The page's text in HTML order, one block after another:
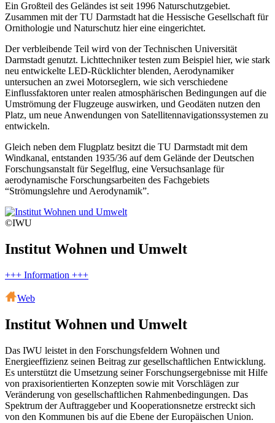
Ein Großteil des Geländes ist seit 1996 Naturschutzgebiet.
Zusammen mit der TU Darmstadt hat die Hessische Gesellschaft für
Ornithologie und Naturschutz hier eine eingerichtet.
Der verbleibende Teil wird von der Technischen Universität
Darmstadt genutzt. Lichttechniker testen zum Beispiel hier, wie stark
neu entwickelte LED-Rücklichter blenden, Aerodynamiker
untersuchen an zwei Motorseglern, wie sich verschiedene
Einflussfaktoren unter realen atmosphärischen Bedingungen auf die
Umströmung der Flugzeuge auswirken, und Geodäten nutzen den
Platz, um neue Anwendungen von Satellitennavigationssystemen zu
entwickeln.
Gleich neben dem Flugplatz besitzt die TU Darmstadt mit dem
Windkanal, entstanden 1935/36 auf dem Gelände der Deutschen
Forschungsanstalt für Segelflug, eine Versuchsanlage für
aerodynamische Forschungsarbeiten des Fachgebiets
“Strömungslehre und Aerodynamik”.
©IWU
Institut Wohnen und Umwelt
+++ Information +++
Web
Institut Wohnen und Umwelt
Das IWU leistet in den Forschungsfeldern Wohnen und
Energieeffizienz seinen Beitrag zur gesellschaftlichen Entwicklung.
Es unterstützt die Umsetzung seiner Forschungsergebnisse mit Hilfe
von praxisorientierten Konzepten sowie mit Vorschlägen zur
Veränderung von gesellschaftlichen Rahmenbedingungen. Das
Spektrum der Auftraggeber und Kooperationsnetze erstreckt sich
von den Kommunen bis auf die Ebene der Europäischen Union.